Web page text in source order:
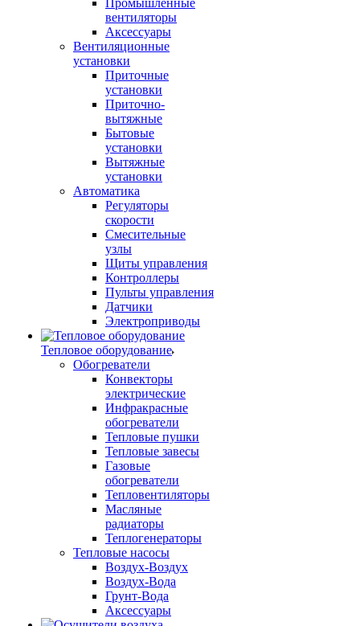
Промышленные
вентиляторы
Аксессуары
Вентиляционные
установки
Приточные
установки
Приточно-
вытяжные
Бытовые
установки
Вытяжные
установки
Автоматика
Регуляторы
скорости
Смесительные
узлы
Щиты управления
Контроллеры
Пульты управления
Датчики
Электроприводы
Тепловое оборудование
Обогреватели
Конвекторы
электрические
Инфракрасные
обогреватели
Тепловые пушки
Тепловые завесы
Газовые
обогреватели
Тепловентиляторы
Масляные
радиаторы
Теплогенераторы
Тепловые насосы
Воздух-Воздух
Воздух-Вода
Грунт-Вода
Аксессуары